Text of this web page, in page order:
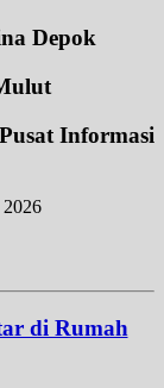
Depok
Informasi
di Rumah